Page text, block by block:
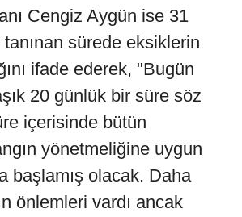
Cengiz Aygün ise 31
tanınan sürede eksiklerin
ifade ederek, "Bugün
20 günlük bir süre söz
içerisinde bütün
yönetmeliğine uygun
başlamış olacak. Daha
önlemleri vardı ancak